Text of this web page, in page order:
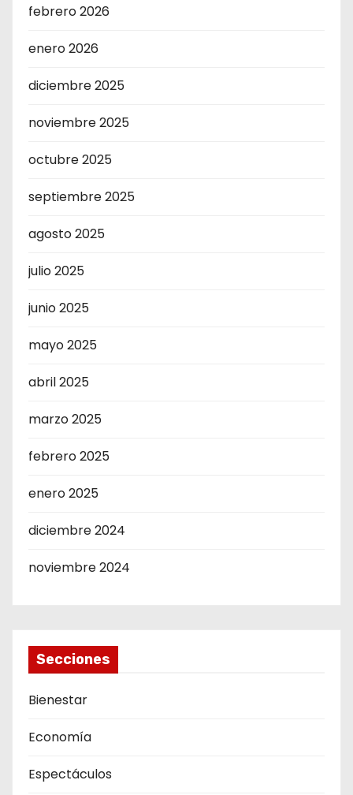
febrero 2026
enero 2026
diciembre 2025
noviembre 2025
octubre 2025
septiembre 2025
agosto 2025
julio 2025
junio 2025
mayo 2025
abril 2025
marzo 2025
febrero 2025
enero 2025
diciembre 2024
noviembre 2024
Secciones
Bienestar
Economía
Espectáculos